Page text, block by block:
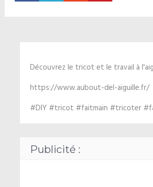
Découvrez le tricot et le travail à
https://www.aubout-del-aiguille.fr/
#DIY #tricot #faitmain #tricoter
Publicité :